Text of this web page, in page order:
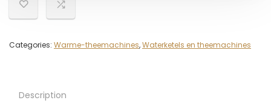
Categories: Warme-theemachines,Waterketels en theemachines
Description